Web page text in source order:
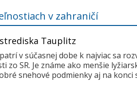
v zahraničí
Tauplitz
v súčasnej dobe k najviac sa
zo SR. Je známe ako menšie
snehové podmienky aj na konci